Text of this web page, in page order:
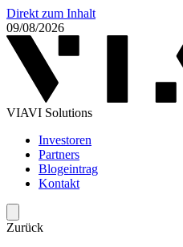
Direkt zum Inhalt
09/08/2026
VIAVI Solutions
Investoren
Partners
Blogeintrag
Kontakt
Zurück